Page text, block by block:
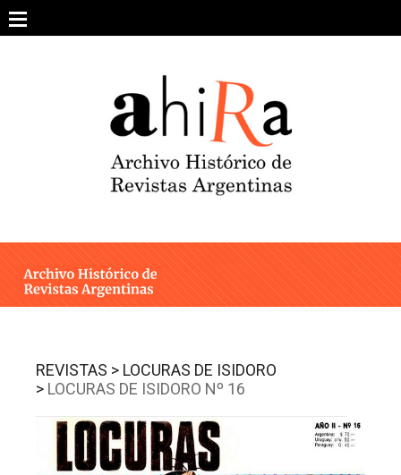
content
ARCHIVO DE REVISTAS
ESTUDIOS CRÍTICOS
INTEGRANTES
CONTACTO
Facebook
Instagram
Twitter
Mail
REVISTAS > LOCURAS DE ISIDORO
> LOCURAS DE ISIDORO Nº 16